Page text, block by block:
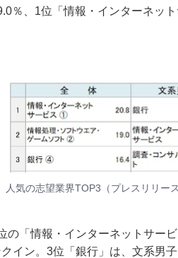
％、1位「情報・インターネッ
人気の志望業界TOP3（プレスリリース
の「情報・インターネットサー
クイン。3位「銀行」は、文系男